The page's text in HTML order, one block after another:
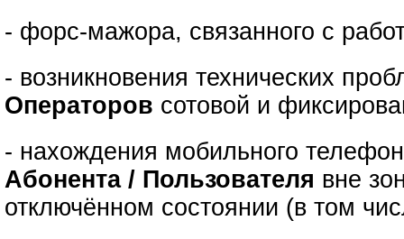
- форс-мажора, связанного с
- возникновения технических
Операторов сотовой и
- нахождения мобильного
Абонента / Пользователя вне
отключённом состоянии (в том